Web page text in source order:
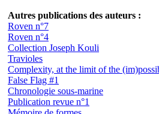
Autres publications des auteurs :
Roven n°7
Roven n°4
Collection Joseph Kouli
Travioles
Complexity, at the limit of the
False Flag #1
Chronologie sous-marine
Publication revue n°1